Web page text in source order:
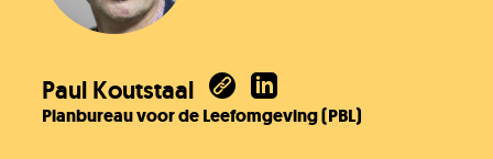
Paul Koutstaal
Planbureau voor de Leefomgeving (PBL)